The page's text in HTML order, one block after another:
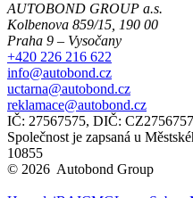
AUTOBOND GROUP a.s.
Kolbenova 859/15, 190 00
Praha 9 – Vysočany
+420 226 216 622
info@autobond.cz
uctarna@autobond.cz
reklamace@autobond.cz
IČ: 27567575, DIČ:
Společnost je zapsaná u
10855
© 2026 Autobond Group